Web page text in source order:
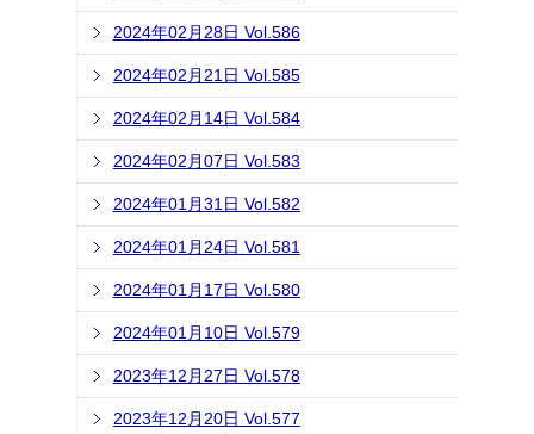
2024年02月28日 Vol.586
2024年02月21日 Vol.585
2024年02月14日 Vol.584
2024年02月07日 Vol.583
2024年01月31日 Vol.582
2024年01月24日 Vol.581
2024年01月17日 Vol.580
2024年01月10日 Vol.579
2023年12月27日 Vol.578
2023年12月20日 Vol.577